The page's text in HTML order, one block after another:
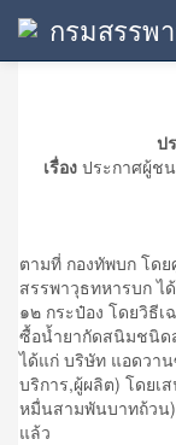
กรมสรรพ
ประกาศผู้ชนะ
ป
เรื่อง ประกาศผู้ช
ตามที่ กองทัพบก โด
สรรพาวุธทหารบก ไ
๑๒ กระป๋อง โดยวิธีเ
ซื้อน้ำยากัดสนิมชนิด
ได้แก่ บริษัท แอดวา
บริการ,ผู้ผลิต) โดยเ
หมื่นสามพันบาทถ้วน)
แล้ว